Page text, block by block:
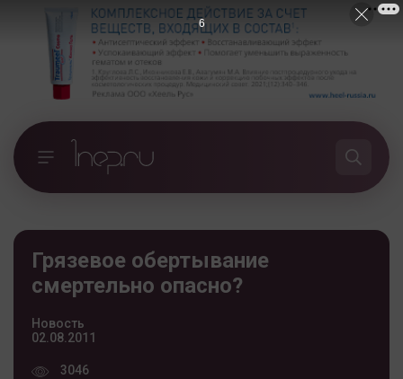
Грязевое обертывание
смертельно опасно?
Новость
02.08.2011
3046
5